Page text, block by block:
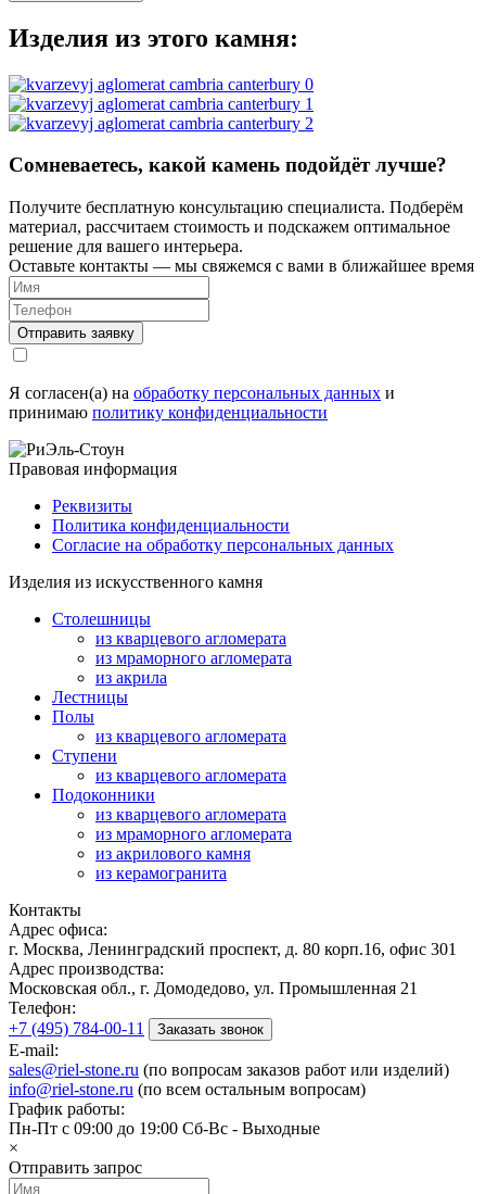
Изделия из этого камня:
Сомневаетесь, какой камень подойдёт лучше?
Получите бесплатную консультацию специалиста. Подберём
материал, рассчитаем стоимость и подскажем оптимальное
решение для вашего интерьера.
Оставьте контакты — мы свяжемся с вами в ближайшее время
Я согласен(а) на обработку персональных данных и
принимаю политику конфиденциальности
Правовая информация
Реквизиты
Политика конфиденциальности
Согласие на обработку персональных данных
Изделия из искусственного камня
Столешницы
из кварцевого агломерата
из мраморного агломерата
из акрила
Лестницы
Полы
из кварцевого агломерата
Ступени
из кварцевого агломерата
Подоконники
из кварцевого агломерата
из мраморного агломерата
из акрилового камня
из керамогранита
Контакты
Адрес офиса:
г. Москва, Ленинградский проспект, д. 80 корп.16, офис 301
Адрес производства:
Московская обл., г. Домодедово, ул. Промышленная 21
Телефон:
+7 (495) 784-00-11
Заказать звонок
E-mail:
sales@riel-stone.ru (по вопросам заказов работ или изделий)
info@riel-stone.ru (по всем остальным вопросам)
График работы:
Пн-Пт с 09:00 до 19:00 Сб-Вс - Выходные
×
Отправить запрос